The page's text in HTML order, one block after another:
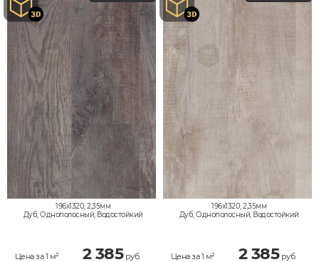
196x1320, 2,35мм
Дуб, Однополосный, Водостойкий
Цена за 1 м² 2 385руб.
196x1320, 2,35мм
Дуб, Однополосный, Водостойкий
Цена за 1 м² 2 385руб.